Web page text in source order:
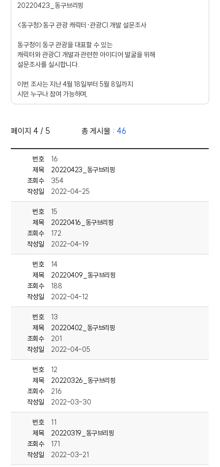
20220423_동구브리핑
<동구청>동구 관광 캐릭터·관광CI 개발 설문조사
동구청이 동구 관광을 대표할 수 있는
캐릭터와 관광CI 개발과 관련한 아이디어 발굴을 위해
설문조사를 실시합니다.
이번 조사는 지난 4월 18일부터 5월 8일까지
시민 누구나 참여 가능하며,
동구 대표 관광지와 캐릭터 개발 방향성 등
동구청은 설문 조사의 결과를 토대로
<동구청>동구청, 불법 주·정차 사전 알림서비스 시행
동구청이 5월부터 불법 주정차 단속
사전알림 서비스 사업을 시행합니다.
이 서비스는 불법 주정차한 운전자에게
불법 주정차로 인한 각종 사고를 방지하기 위해 시행되는 것입니다.
이 서비스에 가입하면 1차 단속 때 운전자에게 문자로 알려주고
주차 허용 시간 이내 2차 단속 시까지 차량 이동이 없을 경우
과태료 4만 원을 부과하게 된다고 밝혔습니다.
<동구청> 단신 1~3
---<단신>2022년 상반기 찾아가는 보건복지팀 회의
동구청은 지난 20일 소회의실에서
희망복지지원단 주최로
관내 동행정복지센터를 찾아가는 보건복지팀 회의를 개최했습니다.
동별 추진 사업과 사례를 공유하고, 각종 현안에 대해 논의했습니다.
---<단신>화정동 월봉경로당‘월봉봉사클럽’자원봉사 활동
동구 화정동 월봉경로당 회원으로 구성된 ‘월봉봉사클럽’은 지난 20일
월봉골 공원에서 자원봉사 활동을 실시했습니다.
페이지 4 / 5 총 게시물 : 46
번호
16
제목
20220423_동구브리핑
조회수
354
작성일
2022-04-25
번호
15
제목
20220416_동구브리핑
조회수
172
작성일
2022-04-19
번호
14
제목
20220409_동구브리핑
조회수
188
작성일
2022-04-12
번호
13
제목
20220402_동구브리핑
조회수
201
작성일
2022-04-05
번호
12
제목
20220326_동구브리핑
조회수
216
작성일
2022-03-30
번호
11
제목
20220319_동구브리핑
조회수
171
작성일
2022-03-21